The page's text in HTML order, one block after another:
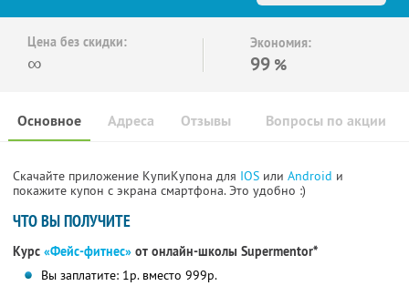
Цена без скидки:
∞
Экономия:
99 %
Основное Отзывы Вопросы по акции
Адреса
Скачайте приложение КупиКупона для IOS или Android и
покажите купон с экрана смартфона. Это удобно :)
ЧТО ВЫ ПОЛУЧИТЕ
Курс «Фейс-фитнес» от онлайн-школы Supermentor*
Вы заплатите: 1р. вместо 999р.